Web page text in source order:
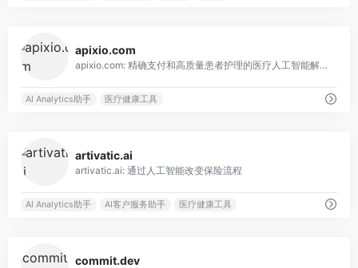
apixio.com
apixio.com: 精确支付和高质量患者护理的医疗人工智能解决方案。
AI Analytics助手 医疗健康工具
artivatic.ai
artivatic.ai: 通过人工智能改变保险流程
AI Analytics助手 AI客户服务助手 医疗健康工具
commit.dev